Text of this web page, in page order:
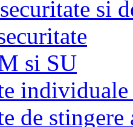
si
si SU
de